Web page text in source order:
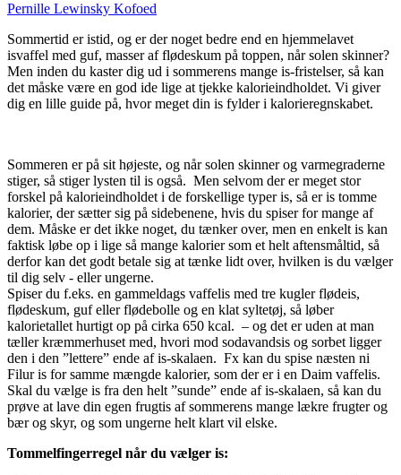
Pernille Lewinsky Kofoed
Sommertid er istid, og er der noget bedre end en hjemmelavet
isvaffel med guf, masser af flødeskum på toppen, når solen skinner?
Men inden du kaster dig ud i sommerens mange is-fristelser, så kan
det måske være en god ide lige at tjekke kalorieindholdet. Vi giver
dig en lille guide på, hvor meget din is fylder i kalorieregnskabet.
Sommeren er på sit højeste, og når solen skinner og varmegraderne
stiger, så stiger lysten til is også. Men selvom der er meget stor
forskel på kalorieindholdet i de forskellige typer is, så er is tomme
kalorier, der sætter sig på sidebenene, hvis du spiser for mange af
dem. Måske er det ikke noget, du tænker over, men en enkelt is kan
faktisk løbe op i lige så mange kalorier som et helt aftensmåltid, så
derfor kan det godt betale sig at tænke lidt over, hvilken is du vælger
til dig selv - eller ungerne.
Spiser du f.eks. en gammeldags vaffelis med tre kugler flødeis,
flødeskum, guf eller flødebolle og en klat syltetøj, så løber
kalorietallet hurtigt op på cirka 650 kcal. – og det er uden at man
tæller kræmmerhuset med, hvori mod sodavandsis og sorbet ligger
den i den ”lettere” ende af is-skalaen. Fx kan du spise næsten ni
Filur is for samme mængde kalorier, som der er i en Daim vaffelis.
Skal du vælge is fra den helt ”sunde” ende af is-skalaen, så kan du
prøve at lave din egen frugtis af sommerens mange lækre frugter og
bær og skyr, og som ungerne helt klart vil elske.
Tommelfingerregel når du vælger is: